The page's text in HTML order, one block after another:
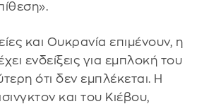
και Ουκρανία επιμένουν, η
ενδείξεις για εμπλοκή του
ότι δεν εμπλέκεται. Η
και του Κιέβου,